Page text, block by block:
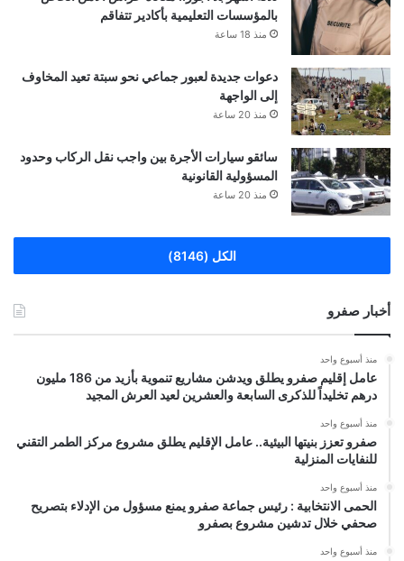
بالمؤسسات التعليمية بأكادير تتفاقم
منذ 18 ساعة
دعوات جديدة لعبور جماعي نحو سبتة تعيد المخاوف
إلى الواجهة
منذ 20 ساعة
سائقو سيارات الأجرة بين واجب نقل الركاب وحدود
المسؤولية القانونية
منذ 20 ساعة
الكل (8146)
أخبار صفرو
منذ أسبوع واحد
عامل إقليم صفرو يطلق ويدشن مشاريع تنموية بأزيد من 186 مليون
درهم تخليداً للذكرى السابعة والعشرين لعيد العرش المجيد
منذ أسبوع واحد
صفرو تعزز بنيتها البيئية.. عامل الإقليم يطلق مشروع مركز الطمر التقني
للنفايات المنزلية
منذ أسبوع واحد
الحمى الانتخابية : رئيس جماعة صفرو يمنع مسؤول من الإدلاء بتصريح
صحفي خلال تدشين مشروع بصفرو
منذ أسبوع واحد